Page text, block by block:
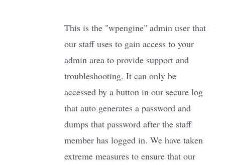
This is the "wpengine" admin user that
our staff uses to gain access to your
admin area to provide support and
troubleshooting. It can only be
accessed by a button in our secure log
that auto generates a password and
dumps that password after the staff
member has logged in. We have taken
extreme measures to ensure that our